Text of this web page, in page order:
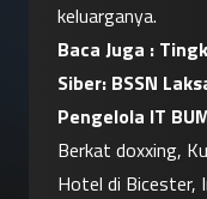
keluarganya.
Baca Juga :
Siber: BSSN
Pengelola IT
Berkat doxxing,
Hotel di Bicester,